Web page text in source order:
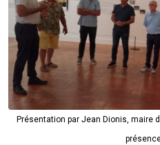
Présentation par Jean Dionis, maire